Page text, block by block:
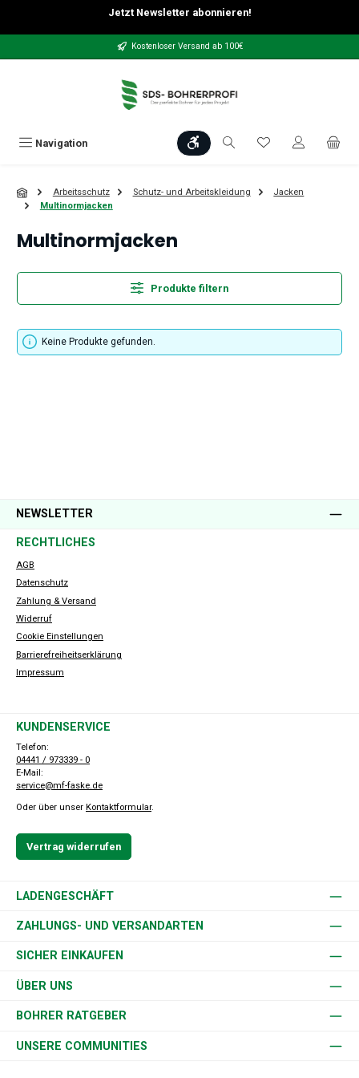
Zum Hauptinhalt springenJetzt Newsletter abonnieren!
Kostenloser Versand ab 100€
Navigation Werkzeugleiste anzeigen
Du hast 0
Arbeitsschutz Schutz- und Arbeitskleidung
Jacken
Multinormjacken
Multinormjacken
Produkte filtern
Keine Produkte gefunden.
NEWSLETTER
RECHTLICHES
AGB
Datenschutz
Zahlung & Versand
Widerruf
Cookie Einstellungen
Barrierefreiheitserklärung
Impressum
KUNDENSERVICE
Telefon:
04441 / 973339 - 0
E-Mail:
service@mf-faske.de
Oder über unser Kontaktformular.
Vertrag widerrufen
LADENGESCHÄFT
ZAHLUNGS- UND VERSANDARTEN
SICHER EINKAUFEN
ÜBER UNS
BOHRER RATGEBER
UNSERE COMMUNITIES